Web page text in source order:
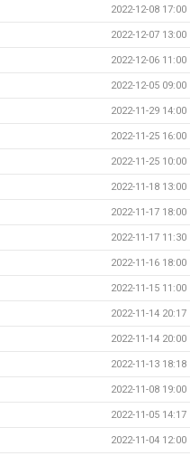
2022-12-08 17:00
2022-12-07 13:00
2022-12-06 11:00
2022-12-05 09:00
2022-11-29 14:00
2022-11-25 16:00
2022-11-25 10:00
2022-11-18 13:00
2022-11-17 18:00
2022-11-17 11:30
2022-11-16 18:00
2022-11-15 11:00
2022-11-14 20:17
2022-11-14 20:00
2022-11-13 18:18
2022-11-08 19:00
2022-11-05 14:17
2022-11-04 12:00